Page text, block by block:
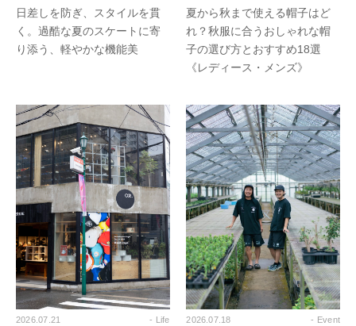
日差しを防ぎ、スタイルを貫
く。過酷な夏のスケートに寄
り添う、軽やかな機能美
夏から秋まで使える帽子はど
れ？秋服に合うおしゃれな帽
子の選び方とおすすめ18選
《レディース・メンズ》
2026.07.21 - Life 2026.07.18 - Event